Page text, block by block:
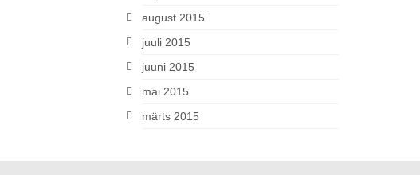
august 2015
juuli 2015
juuni 2015
mai 2015
märts 2015